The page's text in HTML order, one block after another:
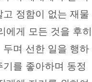
정함이 없는 재물
에게 모든 것을 후히
며 선한 일을 행하
를 좋아하며 동정